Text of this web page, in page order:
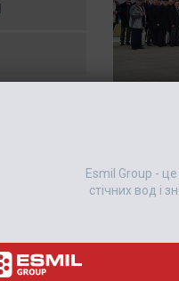
Esmil Group -
стічних вод і